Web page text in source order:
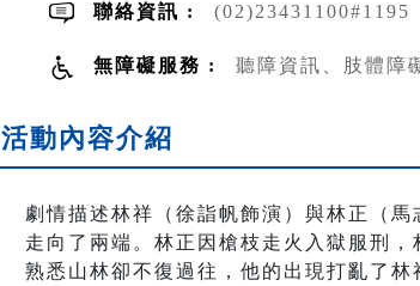
聯絡資訊 : (02)23431100#1195
無障礙服務 : 聽障資訊、肢體障
活動內容介紹
劇情描述林祥（徐詣帆飾演）與林正（
走向了兩端。林正因槍枝走火入獄服刑
熟悉山林卻不復過往，他的出現打亂了